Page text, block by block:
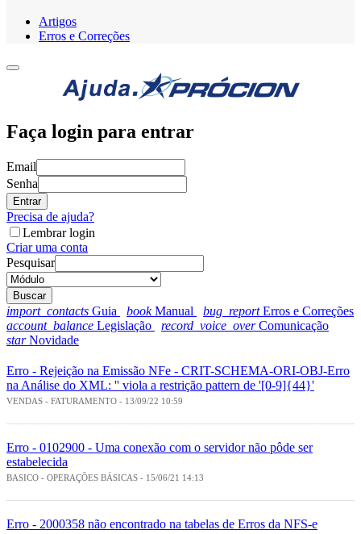
Artigos
Erros e Correções
Faça login para entrar
Email
Senha
Entrar
Precisa de ajuda?
Lembrar login
Criar uma conta
Pesquisar
Buscar
import_contacts Guia bookManual bug_reportErros e Correções
account_balance Legislação record_voice_overComunicação
starNovidade
Erro - Rejeição na Emissão NFe - CRIT-SCHEMA-ORI-OBJ-Erro
na Análise do XML: '' viola a restrição pattern de '[0-9]{44}'
VENDAS - FATURAMENTO - 13/09/22 10:59
Erro - 0102900 - Uma conexão com o servidor não pôde ser
estabelecida
BASICO - OPERAÇÕES BÁSICAS - 15/06/21 14:13
Erro - 2000358 não encontrado na tabelas de Erros da NFS-e